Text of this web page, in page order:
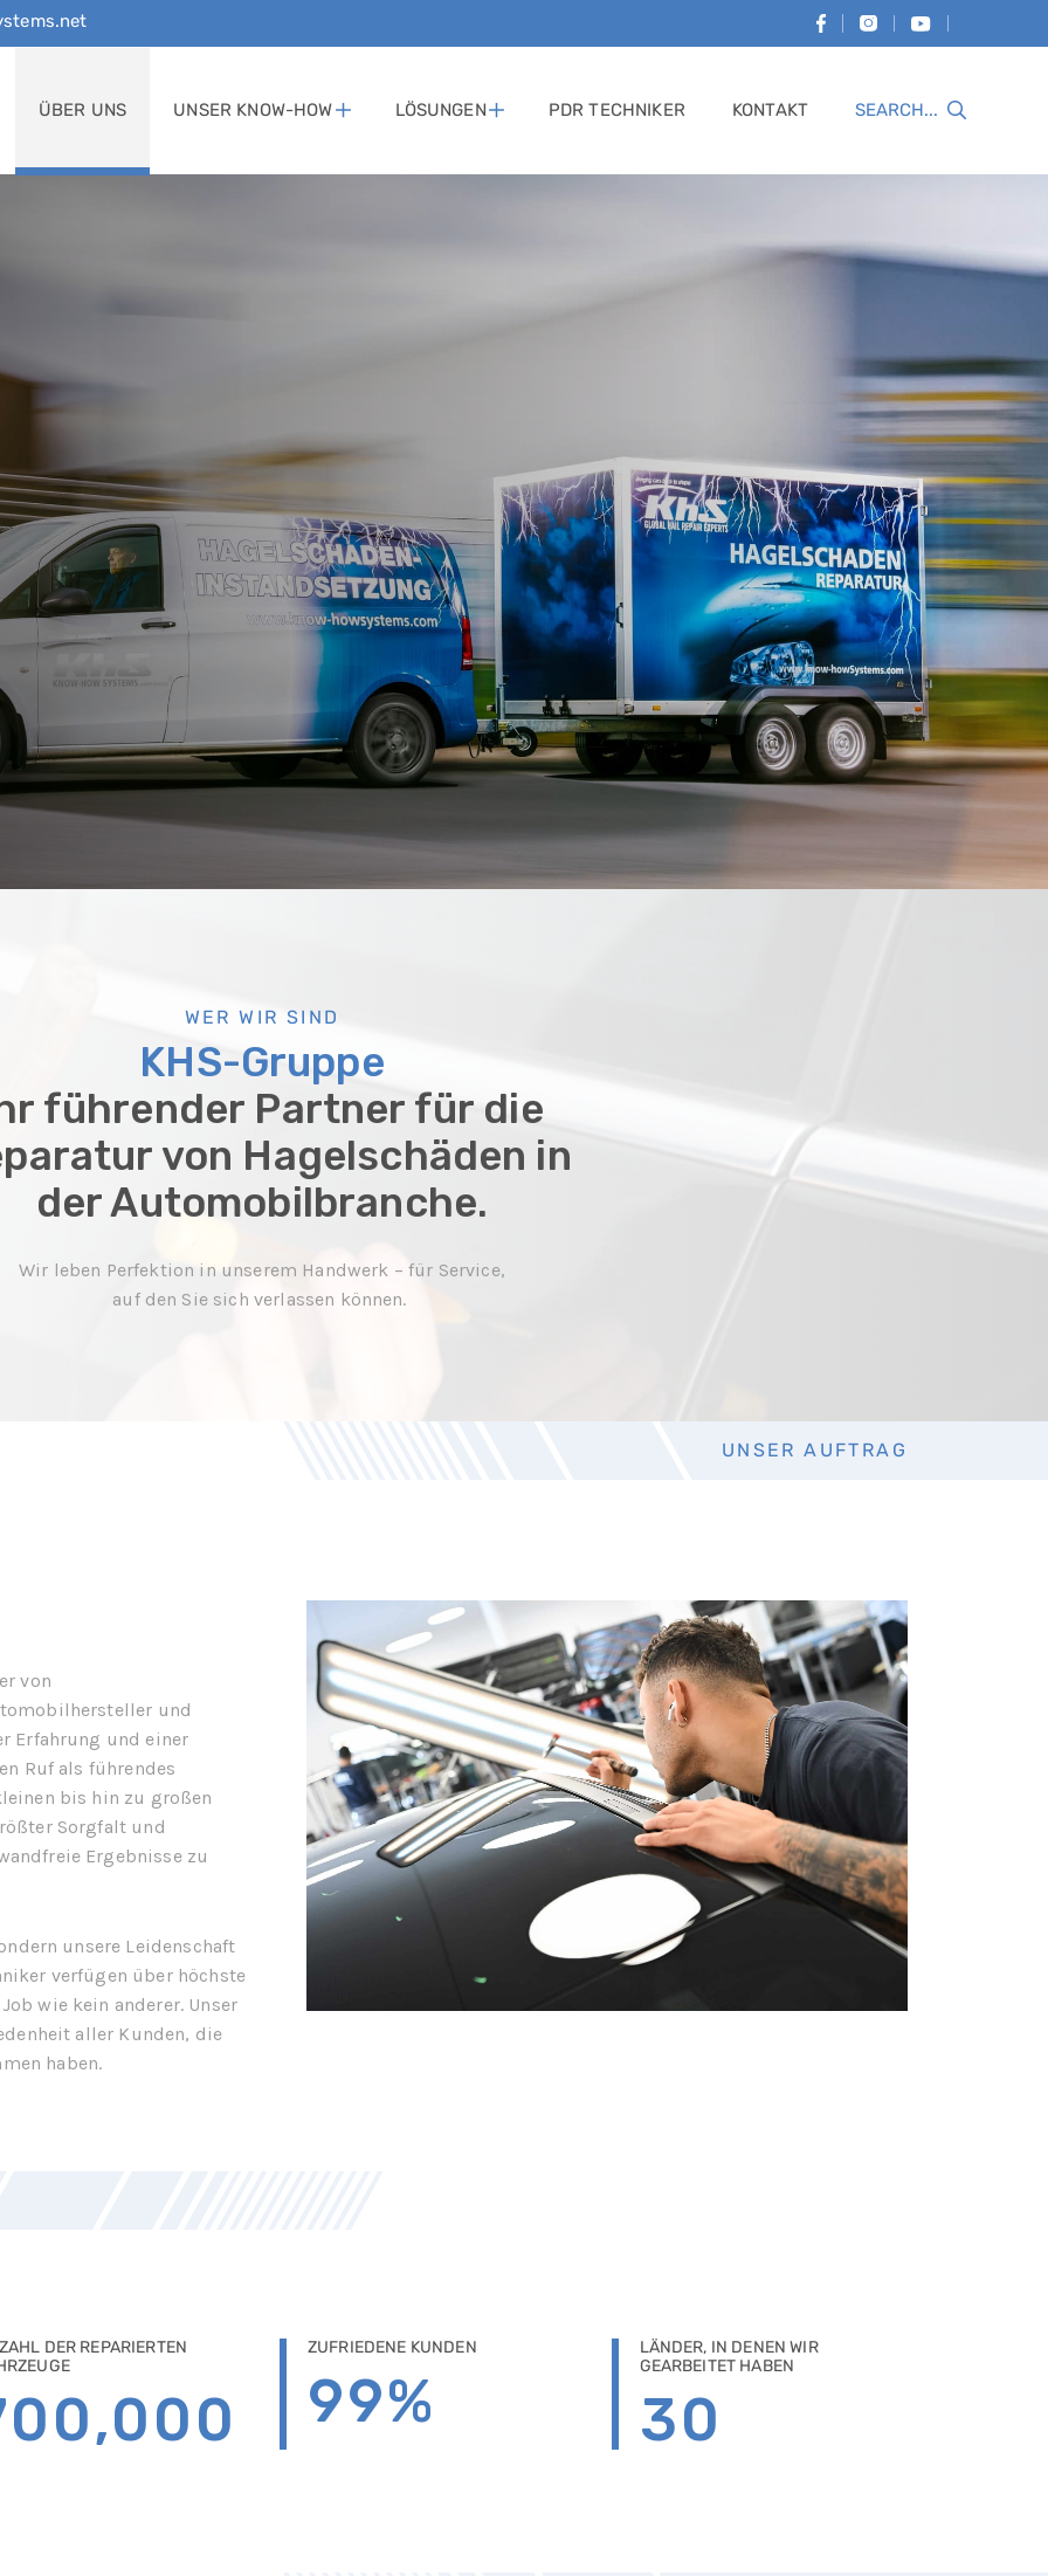
ÜBER UNS UNSER KNOW-HOW LÖSUNGEN PDR TECHNIKER KONTAKT Suche
WER WIR SIND
KHS-Gruppe
führender Partner für die
von Hagelschäden in
der Automobilbranche.
Wir leben Perfektion in unserem Handwerk – für Service,
auf den Sie sich verlassen können.
UNSER AUFTRAG
von
und
Erfahrung und einer
Ruf als führendes
bis hin zu großen
Sorgfalt und
Ergebnisse zu
unsere Leidenschaft
verfügen über höchste
wie kein anderer. Unser
aller Kunden, die
haben.
DER REPARIERTEN
ZUFRIEDENE KUNDEN
99%
LÄNDER, IN DENEN WIR
GEARBEITET HABEN
30